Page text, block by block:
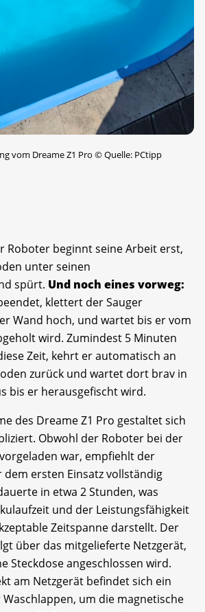
vom Dreame Z1 Pro ©Quelle: PCtipp
Roboter beginnt seine Arbeit erst,
unter seinen
spürt. Und noch eines vorweg:
klettert der Sauger
Wand hoch, und wartet bis er vom
wird. Zumindest 5 Minuten
Zeit, kehrt er automatisch an
zurück und wartet dort brav in
bis er herausgefischt wird.
des Dreame Z1 Pro gestaltet sich
Obwohl der Roboter bei der
war, empfiehlt der
ersten Einsatz vollständig
in etwa 2 Stunden, was
und der Leistungsfähigkeit
Zeitspanne darstellt. Der
über das mitgelieferte Netzgerät,
Steckdose angeschlossen wird.
am Netzgerät befindet sich ein
um die magnetische